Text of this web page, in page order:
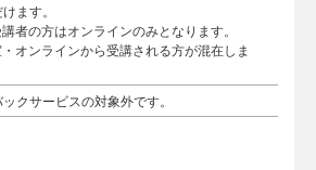
ます。
者の方はオンラインのみとなります。
オンラインから受講される方が混在しま
クサービスの対象外です。